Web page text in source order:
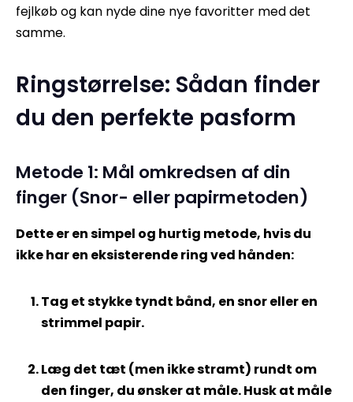
fejlkøb og kan nyde dine nye favoritter med det
samme.
Ringstørrelse: Sådan finder
du den perfekte pasform
Metode 1: Mål omkredsen af din
finger (Snor- eller papirmetoden)
Dette er en simpel og hurtig metode, hvis du
ikke har en eksisterende ring ved hånden:
Tag et stykke tyndt bånd, en snor eller en
strimmel papir.
Læg det tæt (men ikke stramt) rundt om
den finger, du ønsker at måle. Husk at måle